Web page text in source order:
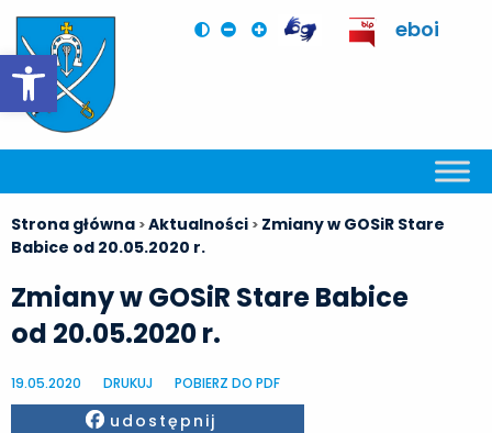
Otwórz pasek narzędzi
eboi
Strona główna >Aktualności > Zmiany w GOSiR Stare
Babice od 20.05.2020 r.
Zmiany w GOSiR Stare Babice
od 20.05.2020 r.
19.05.2020 DRUKUJ POBIERZ DO PDF
Facebook
udostępnij